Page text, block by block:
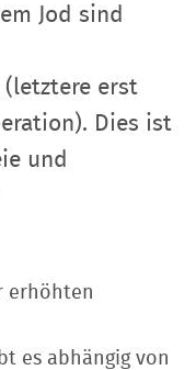
Jod sind
(letztere erst
Dies ist
und
erhöhten
es abhängig von